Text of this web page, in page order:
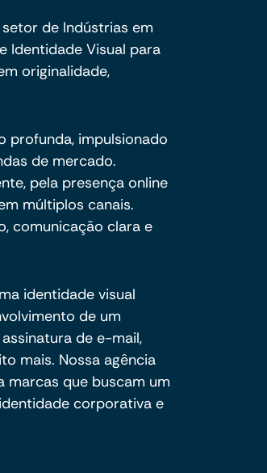
de Indústrias em
Identidade Visual para
originalidade,
profunda, impulsionado
de mercado.
pela presença online
múltiplos canais.
comunicação clara e
identidade visual
de um
de e-mail,
mais. Nossa agência
marcas que buscam um
corporativa e